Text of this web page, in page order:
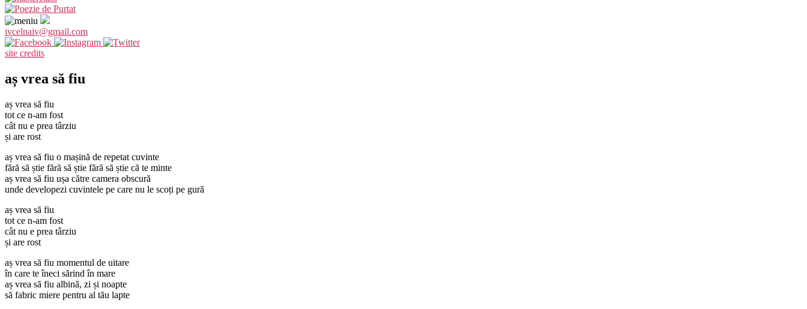
ivcelnaiv@gmail.com
site credits
aș vrea să fiu
aș vrea să fiu
tot ce n-am fost
cât nu e prea târziu
și are rost
aș vrea să fiu o mașină de repetat cuvinte
fără să știe fără să știe fără să știe că te minte
aș vrea să fiu ușa către camera obscură
unde developezi cuvintele pe care nu le scoți pe gură
aș vrea să fiu
tot ce n-am fost
cât nu e prea târziu
și are rost
aș vrea să fiu momentul de uitare
în care te îneci sărind în mare
aș vrea să fiu albină, zi și noapte
să fabric miere pentru al tău lapte